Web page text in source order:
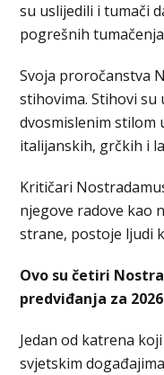
su uslijedili i tumači
pogrešnih
Svoja proročanstva
stihovima. Stihovi
dvosmislenim
italijanskih, grčkih i
Kritičari
njegove radove kao
strane, postoje ljudi
Ovo su četiri
predviđanja za
Jedan od katrena
svjetskim